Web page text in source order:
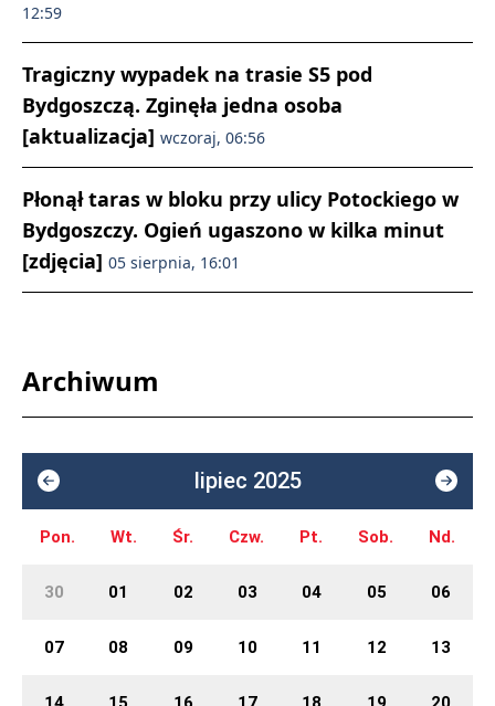
12:59
Tragiczny wypadek na trasie S5 pod
Bydgoszczą. Zginęła jedna osoba
[aktualizacja] wczoraj, 06:56
Płonął taras w bloku przy ulicy Potockiego w
Bydgoszczy. Ogień ugaszono w kilka minut
[zdjęcia] 05 sierpnia, 16:01
Archiwum
lipiec 2025
Pon. Wt. Śr. Czw. Pt. Sob. Nd.
30 01 02 03 04 05 06
07 08 09 10 11 12 13